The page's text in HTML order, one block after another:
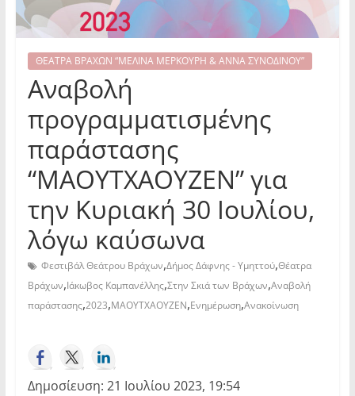
ΘΕΑΤΡΑ ΒΡΑΧΩΝ “ΜΕΛΙΝΑ ΜΕΡΚΟΥΡΗ & ΑΝΝΑ ΣΥΝΟΔΙΝΟΥ”
Αναβολή
προγραμματισμένης
παράστασης
“ΜΑΟΥΤΧΑΟΥΖΕΝ” για
την Κυριακή 30 Ιουλίου,
λόγω καύσωνα
Φεστιβάλ Θεάτρου Βράχων,Δήμος Δάφνης - Υμηττού,Θέατρα
Βράχων,Ιάκωβος Καμπανέλλης,Στην Σκιά των Βράχων,Αναβολή
παράστασης,2023,ΜΑΟΥΤΧΑΟΥΖΕΝ,Ενημέρωση,Ανακοίνωση
Δημοσίευση: 21 Ιουλίου 2023, 19:54